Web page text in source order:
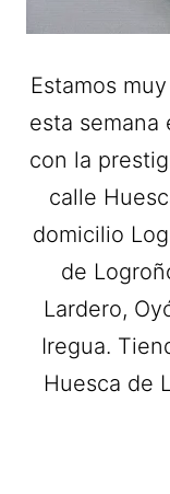
Estamos
esta semana
con la
calle
domicilio
de
Lardero,
Iregua.
Huesca de